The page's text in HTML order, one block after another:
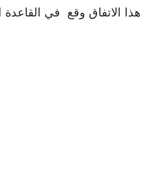
هذا الاتفاق وقع في القاعدة